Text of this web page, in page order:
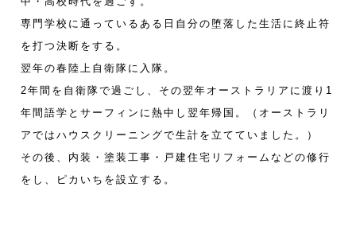
専門学校に通っているある日自分の堕落した生活に終止符
を打つ決断をする。
翌年の春陸上自衛隊に入隊。
2年間を自衛隊で過ごし、その翌年オーストラリアに渡り1
年間語学とサーフィンに熱中し翌年帰国。（オーストラリ
アではハウスクリーニングで生計を立てていました。）
その後、内装・塗装工事・戸建住宅リフォームなどの修行
をし、ピカいちを設立する。